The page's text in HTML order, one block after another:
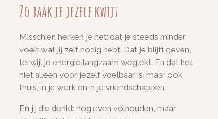
Zo raak je jezelf kwijt
Misschien herken je het: dat je steeds minder
voelt wat jij zelf nodig hebt. Dat je blijft geven,
terwijl je energie langzaam weglekt. En dat het
niet alleen voor jezelf voelbaar is, maar ook
thuis, in je werk en in je vriendschappen.
En jij die denkt: nog even volhouden, maar